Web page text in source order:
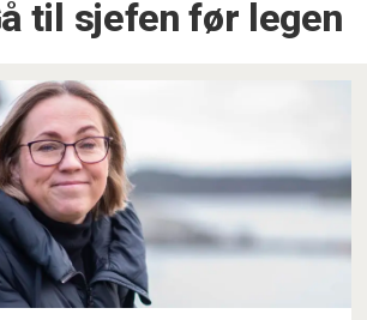
til sjefen før legen